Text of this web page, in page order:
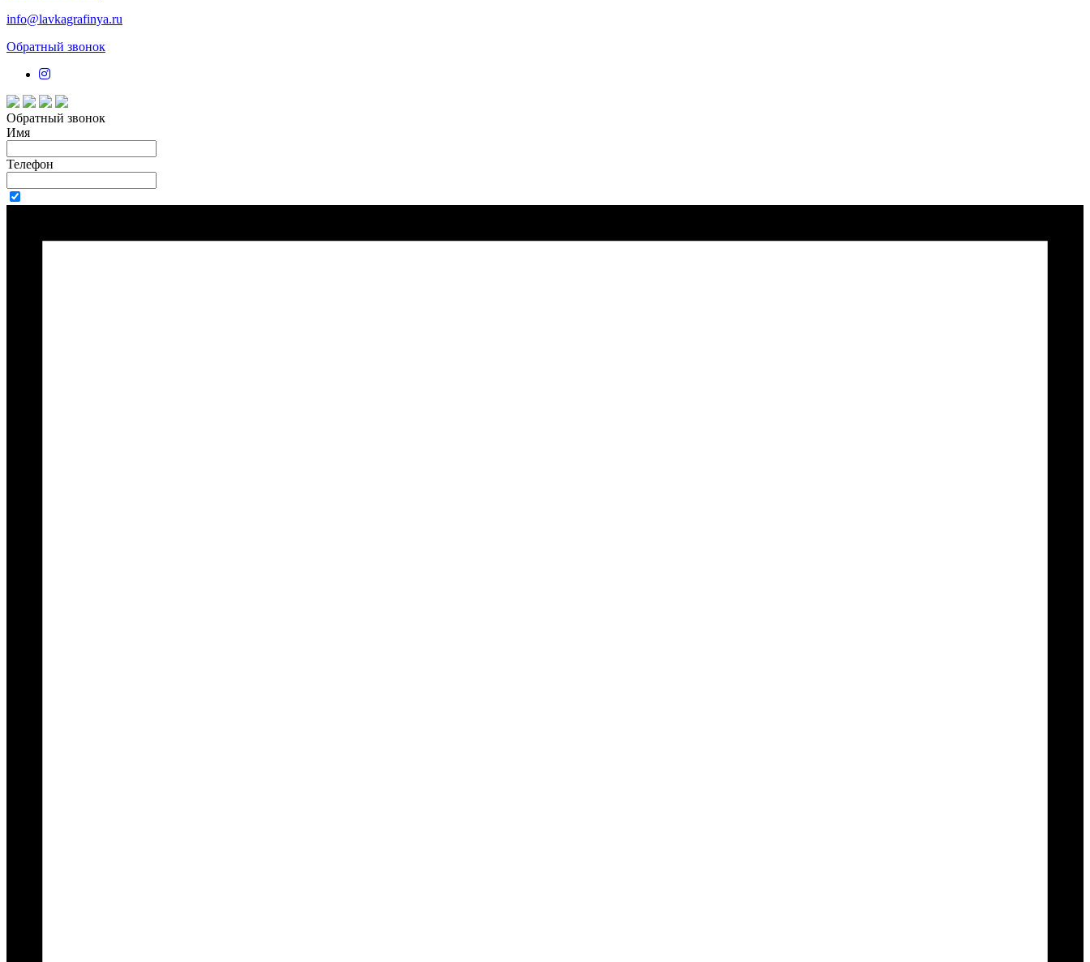
info@lavkagrafinya.ru
Обратный звонок
Обратный звонок
Имя
Телефон